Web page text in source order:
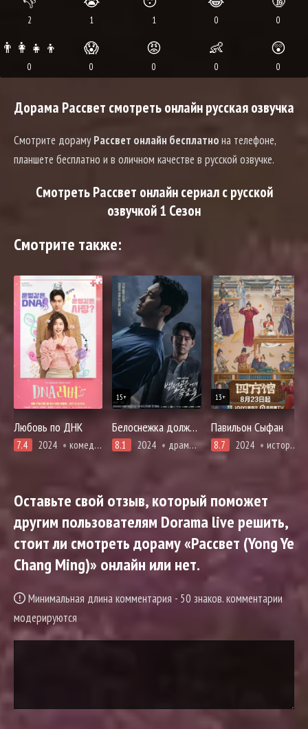
2 1 1 0 0
👨‍👩‍👧‍👦
0
😱
0
😡
0
👶
0
😲
0
Дорама Рассвет смотреть онлайн русская озвучка
Смотрите дорамуРассвет онлайн бесплатнона телефоне,
планшете бесплатно и в оличном качестве в русской озвучке.
Смотреть Рассвет онлайн сериал с русской
озвучкой 1 Сезон
Смотрите также:
Любовь по ДНК
7.4 2024 комедия, мелодрама, романтика
15+
Белоснежка должна умереть
8.1 2024 драма, мистика, криминал, адаптация новел, психология, расследование, триллер
13+
Павильон Сыфан
8.7 2024 история, комедия, романтика
Оставьте свой отзыв, который поможет
другим пользователям Dorama live решить,
стоит ли смотреть дораму «Рассвет (Yong Ye
Chang Ming)» онлайн или нет.
Минимальная длина комментария - 50 знаков. комментарии
модерируются